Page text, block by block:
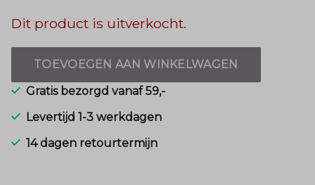
Dit product is uitverkocht.
TOEVOEGEN AAN WINKELWAGEN
Gratis bezorgd vanaf 59,-
Levertijd 1-3 werkdagen
14 dagen retourtermijn